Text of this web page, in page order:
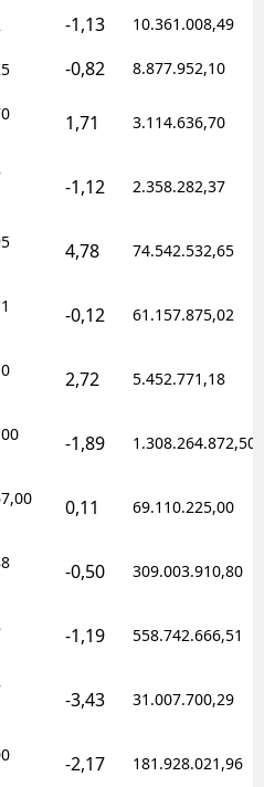
-1,13 10.361.008,49
-0,82 8.877.952,10
1,71 3.114.636,70
-1,12 2.358.282,37
4,78 74.542.532,65
-0,12 61.157.875,02
2,72 5.452.771,18
-1,89 1.308.264.872,50
0,11 69.110.225,00
-0,50 309.003.910,80
-1,19 558.742.666,51
-3,43 31.007.700,29
-2,17 181.928.021,96